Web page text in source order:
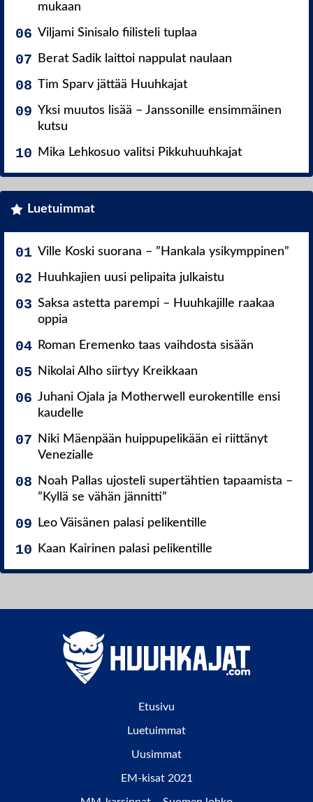
mukaan
Viljami Sinisalo fiilisteli tuplaa
Berat Sadik laittoi nappulat naulaan
Tim Sparv jättää Huuhkajat
Yksi muutos lisää – Janssonille ensimmäinen
kutsu
Mika Lehkosuo valitsi Pikkuhuuhkajat
Luetuimmat
Ville Koski suorana – ”Hankala ysikymppinen”
Huuhkajien uusi pelipaita julkaistu
Saksa astetta parempi – Huuhkajille raakaa
oppia
Roman Eremenko taas vaihdosta sisään
Nikolai Alho siirtyy Kreikkaan
Juhani Ojala ja Motherwell eurokentille ensi
kaudelle
Niki Mäenpään huippupelikään ei riittänyt
Venezialle
Noah Pallas ujosteli supertähtien tapaamista –
”Kyllä se vähän jännitti”
Leo Väisänen palasi pelikentille
Kaan Kairinen palasi pelikentille
Etusivu
Luetuimmat
Uusimmat
EM-kisat 2021